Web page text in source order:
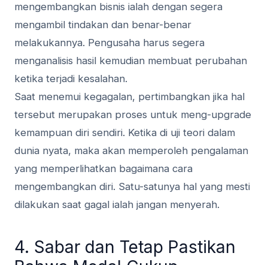
mengembangkan bisnis ialah dengan segera
mengambil tindakan dan benar-benar
melakukannya. Pengusaha harus segera
menganalisis hasil kemudian membuat perubahan
ketika terjadi kesalahan.
Saat menemui kegagalan, pertimbangkan jika hal
tersebut merupakan proses untuk meng-upgrade
kemampuan diri sendiri. Ketika di uji teori dalam
dunia nyata, maka akan memperoleh pengalaman
yang memperlihatkan bagaimana cara
mengembangkan diri. Satu-satunya hal yang mesti
dilakukan saat gagal ialah jangan menyerah.
4. Sabar dan Tetap Pastikan